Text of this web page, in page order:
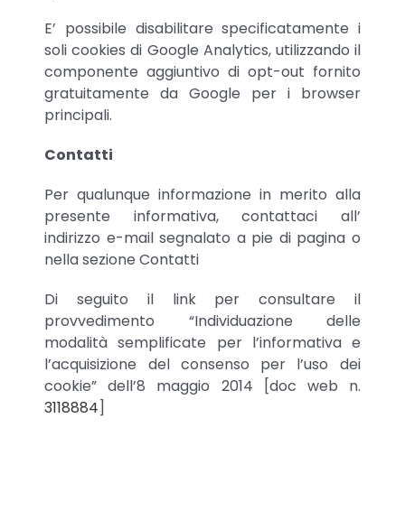
E’ possibile disabilitare specificatamente i
soli cookies di Google Analytics, utilizzando il
componente aggiuntivo di opt-out fornito
gratuitamente da Google per i browser
principali.
Contatti
Per qualunque informazione in merito alla
presente informativa, contattaci all’
indirizzo e-mail segnalato a pie di pagina o
nella sezione Contatti
Di seguito il link per consultare il
provvedimento “Individuazione delle
modalità semplificate per l’informativa e
l’acquisizione del consenso per l’uso dei
cookie” dell’8 maggio 2014 [doc web n.
3118884]